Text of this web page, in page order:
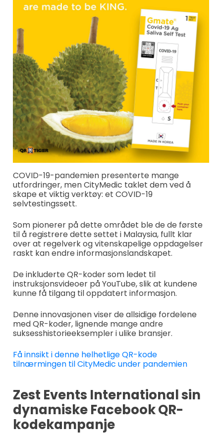
COVID-19-pandemien presenterte mange
utfordringer, men CityMedic taklet dem ved å
skape et viktig verktøy: et COVID-19
selvtestingssett.
Som pionerer på dette området ble de de første
til å registrere dette settet i Malaysia, fullt klar
over at regelverk og vitenskapelige oppdagelser
raskt kan endre informasjonslandskapet.
De inkluderte QR-koder som ledet til
instruksjonsvideoer på YouTube, slik at kundene
kunne få tilgang til oppdatert informasjon.
Denne innovasjonen viser de allsidige fordelene
med QR-koder, lignende mange andre
suksesshistorieeksempler i ulike bransjer.
Få innsikt i denne helhetlige QR-kode
tilnærmingen til CityMedic under pandemien
Zest Events International sin
dynamiske Facebook QR-
kodekampanje